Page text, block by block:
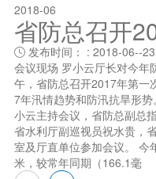
2018-06
省防总召开
发布时间： : 2018-06--23
会议现场 罗小云厅长对今年
午，省防总召开2017年第一
7年汛情趋势和防汛抗旱形
小云主持会议，省防总副总
省水利厅副巡视员祝水贵，
室及厅直单位参加会议。 今
米，较常年同期（166.1毫